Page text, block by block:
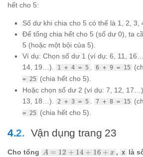
hết cho 5:
Số dư khi chia cho 5 có thể là 1, 2, 3,
Để tổng chia hết cho 5 (số dư 0), ta
5 (hoặc một bội của 5).
Ví dụ: Chọn số dư 1 (ví dụ: 6, 11,
14, 19…).
1 + 4 = 5 6 + 9 = 15
= 25 (chia hết cho 5).
Hoặc chọn số dư 2 (ví dụ: 7, 12,
13, 18…).
2 + 3 = 5 7 + 8 = 15
= 25 (chia hết cho 5).
Vận dụng trang 23
Cho tổng
A
A = 12 + 14 + 16 + x , x là